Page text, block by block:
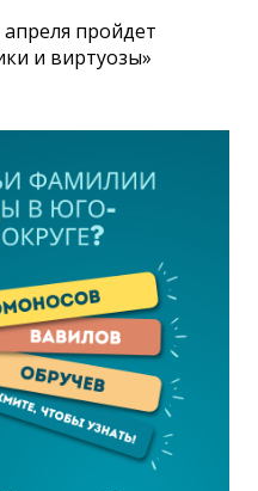
пройдет
и виртуозы»